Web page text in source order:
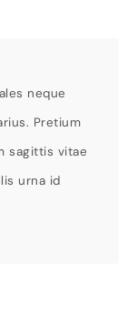
neque
Pretium
sagittis vitae
urna id